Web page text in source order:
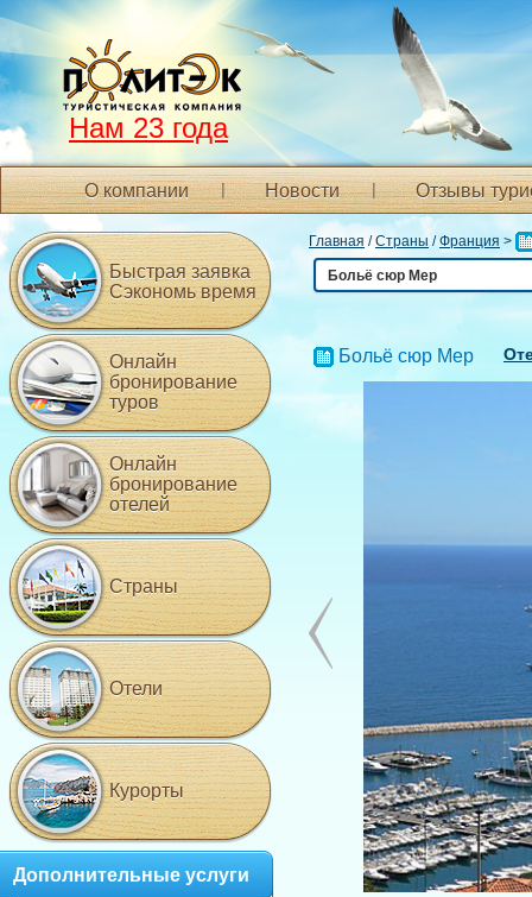
Нам 23 года
О компании Новости Отзывы
Главная /Страны /Франция >
Больё сюр Мер
Больё сюр Мер
Быстрая заявка
Сэкономь время
Онлайн
бронирование
туров
Онлайн
бронирование
отелей
Страны
Отели
Курорты
Дополнительные услуги